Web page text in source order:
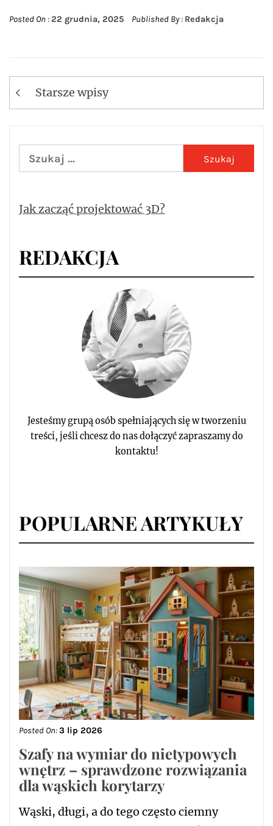
Posted On :22 grudnia, 2025 Published By : Redakcja
Nawigacja
wpisach
Starsze wpisy
Szukaj:
Jak zacząć projektować 3D?
REDAKCJA
Jesteśmy grupą osób spełniających się w tworzeniu
treści, jeśli chcesz do nas dołączyć zapraszamy do
kontaktu!
POPULARNE ARTYKUŁY
Posted On:3 lip 2026
Szafy na wymiar do nietypowych
wnętrz – sprawdzone rozwiązania
dla wąskich korytarzy
Wąski, długi, a do tego często ciemny